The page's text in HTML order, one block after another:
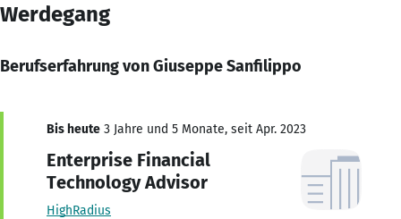
Werdegang
Berufserfahrung von Giuseppe Sanfilippo
Bis heute 3 Jahre und 5 Monate, seit Apr. 2023
Enterprise Financial
Technology Advisor
HighRadius